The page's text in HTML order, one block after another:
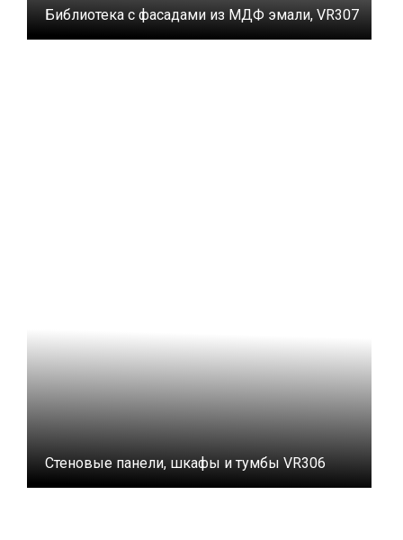
Библиотека с фасадами из МДФ эмали, VR307
Стеновые панели, шкафы и тумбы VR306